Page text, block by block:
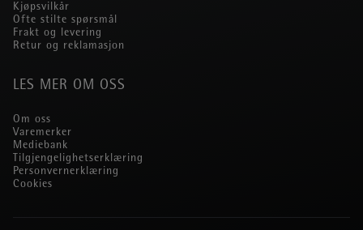
Kjøpsvilkår
Ofte stilte spørsmål
Frakt og levering
Retur og reklamasjon
LES MER OM OSS
Om oss
Varemerker
Mediebank
Tilgjengelighetserklæring
Personvernerklæring
Cookies